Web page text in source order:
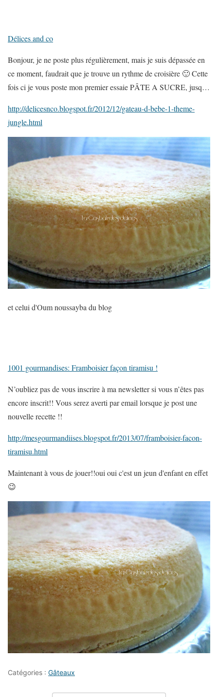
Délices and co
Bonjour, je ne poste plus régulièrement, mais je suis dépassée en
ce moment, faudrait que je trouve un rythme de croisière 🙂 Cette
fois ci je vous poste mon premier essaie PÂTE A SUCRE, jusq…
http://delicesnco.blogspot.fr/2012/12/gateau-d-bebe-1-theme-
jungle.html
et celui d'Oum noussayba du blog
1001 gourmandises: Framboisier façon tiramisu !
N’oubliez pas de vous inscrire à ma newsletter si vous n’êtes pas
encore inscrit!! Vous serez averti par email lorsque je post une
nouvelle recette !!
http://mesgourmandiises.blogspot.fr/2013/07/framboisier-facon-
tiramisu.html
Maintenant à vous de jouer!!oui oui c'est un jeun d'enfant en effet
😉
Catégories : Gâteaux